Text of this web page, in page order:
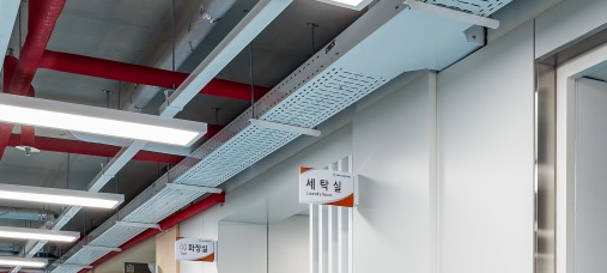
Residential
Corporate
Academic&Institutional
Healthcare
Cultural&Religious
Modular Products
Inquiry